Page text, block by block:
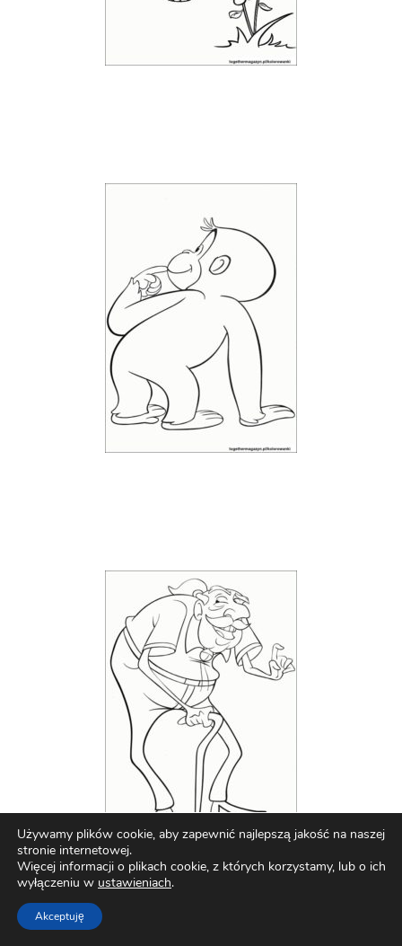
Używamy plików cookie, aby zapewnić najlepszą jakość na naszej
stronie internetowej.
Więcej informacji o plikach cookie, z których korzystamy, lub o ich
wyłączeniu w ustawieniach.
Akceptuję